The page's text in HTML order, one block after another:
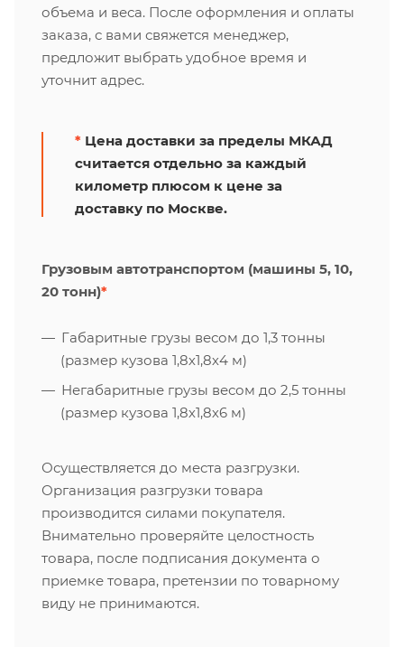
объема и веса. После оформления и оплаты
заказа, с вами свяжется менеджер,
предложит выбрать удобное время и
уточнит адрес.
* Цена доставки за пределы МКАД
считается отдельно за каждый
километр плюсом к цене за
доставку по Москве.
Грузовым автотранспортом (машины 5, 10,
20 тонн)*
Габаритные грузы весом до 1,3 тонны
(размер кузова 1,8х1,8х4 м)
Негабаритные грузы весом до 2,5 тонны
(размер кузова 1,8х1,8х6 м)
Осуществляется до места разгрузки.
Организация разгрузки товара
производится силами покупателя.
Внимательно проверяйте целостность
товара, после подписания документа о
приемке товара, претензии по товарному
виду не принимаются.